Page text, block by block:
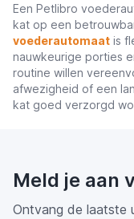
Een Petlibro
kat op een
voederautomaat is
nauwkeurige porties
routine willen
afwezigheid of een
kat goed verzorgd
Meld je aan
Ontvang de laatste